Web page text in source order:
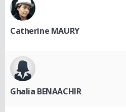
Catherine MAURY
Ghalia BENAACHIR